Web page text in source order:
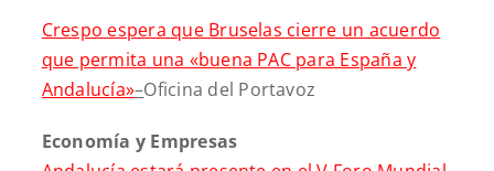
Crespo espera que Bruselas cierre un acuerdo
que permita una «buena PAC para España y
Andalucía»–Oficina del Portavoz
Economía y Empresas